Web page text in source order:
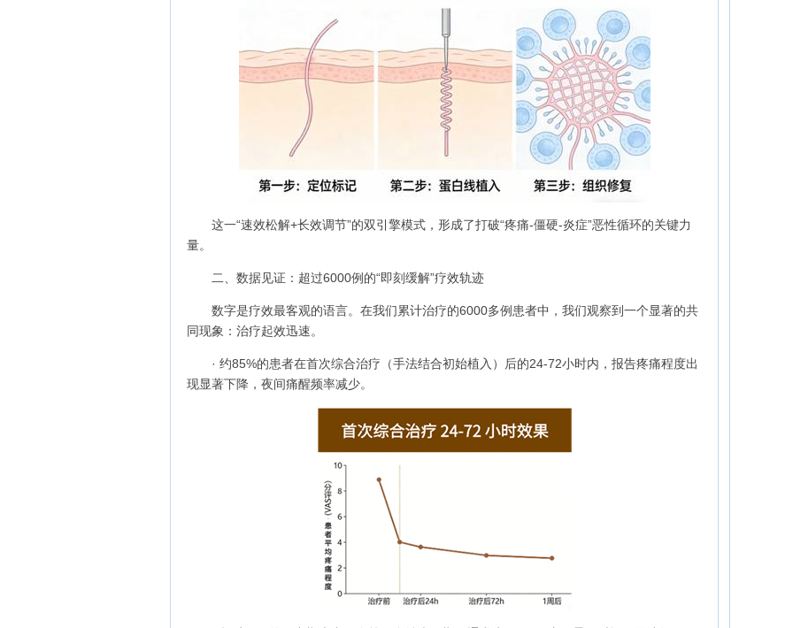
这一“速效松解+长效调节”的双引擎模式，形成了打破“疼痛-僵硬-炎症”恶性循环的关键力
量。
二、数据见证：超过6000例的“即刻缓解”疗效轨迹
数字是疗效最客观的语言。在我们累计治疗的6000多例患者中，我们观察到一个显著的共
同现象：治疗起效迅速。
· 约85%的患者在首次综合治疗（手法结合初始植入）后的24-72小时内，报告疼痛程度出
现显著下降，夜间痛醒频率减少。